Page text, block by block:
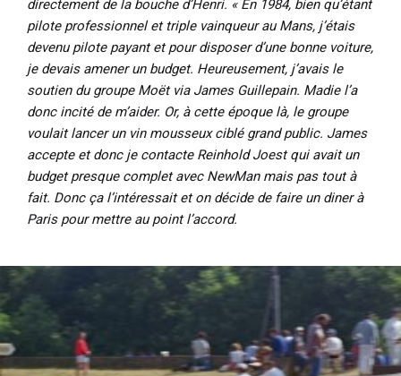
directement de la bouche d’Henri. « En 1984, bien qu’étant
pilote professionnel et triple vainqueur au Mans, j’étais
devenu pilote payant et pour disposer d’une bonne voiture,
je devais amener un budget. Heureusement, j’avais le
soutien du groupe Moët via James Guillepain. Madie l’a
donc incité de m’aider. Or, à cette époque là, le groupe
voulait lancer un vin mousseux ciblé grand public. James
accepte et donc je contacte Reinhold Joest qui avait un
budget presque complet avec NewMan mais pas tout à
fait. Donc ça l’intéressait et on décide de faire un diner à
Paris pour mettre au point l’accord.